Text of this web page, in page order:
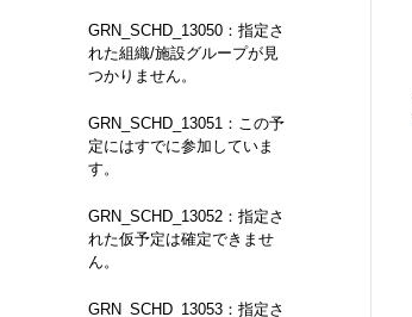
GRN_SCHD_13050：指定さ
れた組織/施設グループが見
つかりません。
GRN_SCHD_13051：この予
定にはすでに参加していま
す。
GRN_SCHD_13052：指定さ
れた仮予定は確定できませ
ん。
GRN_SCHD_13053：指定さ